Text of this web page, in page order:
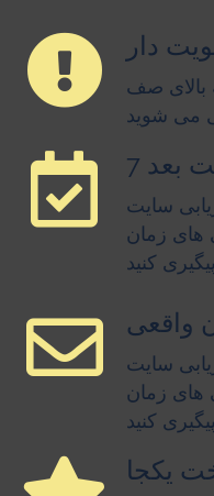
دار
بالای صف
می شوید
بعد
سایت
های زمان
کنید
واقعی
سایت
های زمان
کنید
یکجا